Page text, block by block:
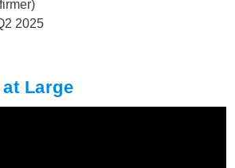
2025
Large